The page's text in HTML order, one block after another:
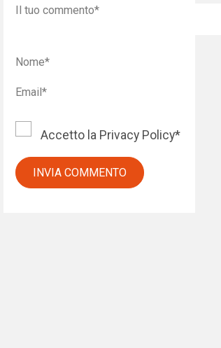
Accetto la Privacy Policy*